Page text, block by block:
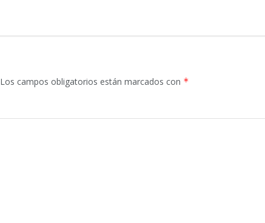
Los campos obligatorios están marcados con *